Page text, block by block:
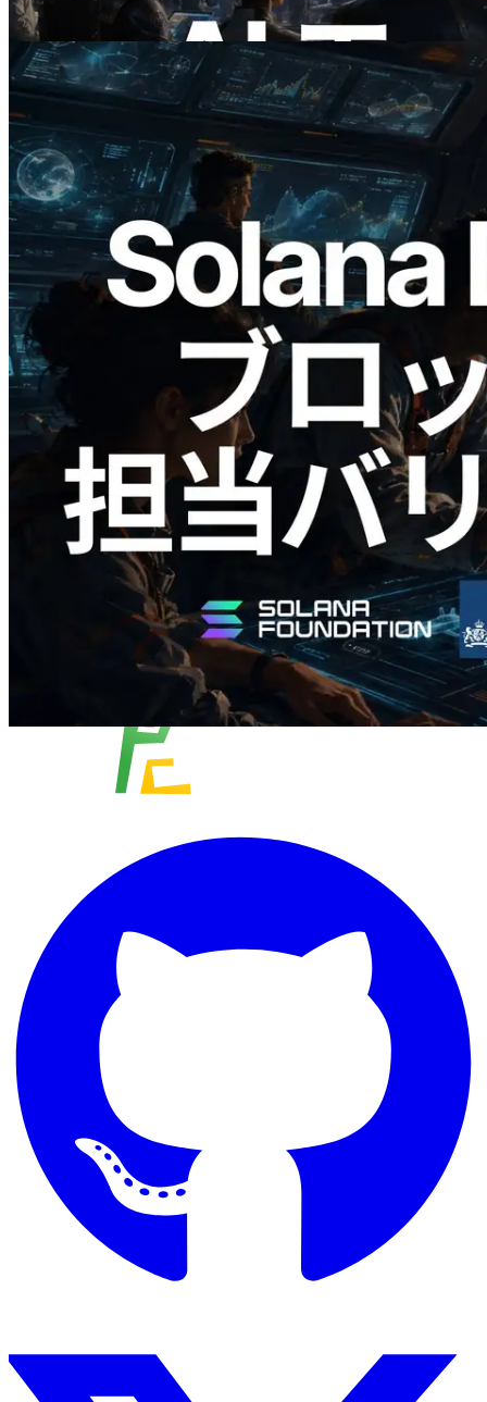
この記事を読む
2026.05.24
Validators Solutions、Solana ブロックア
ナライザーを公開 — slot 単位のブロッ
ク生成時間と担当バリデータを視覚化
この記事を読む
さらに読み込む